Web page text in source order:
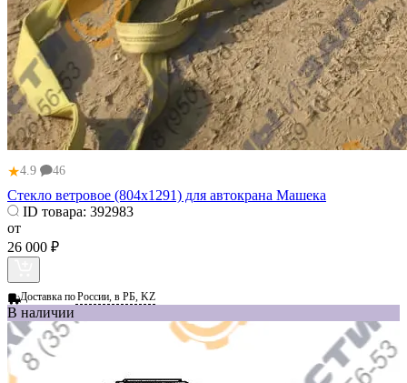
★4.9 46
Стекло ветровое (804х1291) для автокрана Машека
ID товара: 392983
от
26 000 ₽
Доставка поРоссии, в РБ, KZ
В наличии